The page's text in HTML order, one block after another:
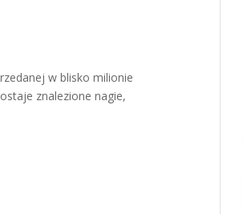
w blisko milionie
znalezione nagie,